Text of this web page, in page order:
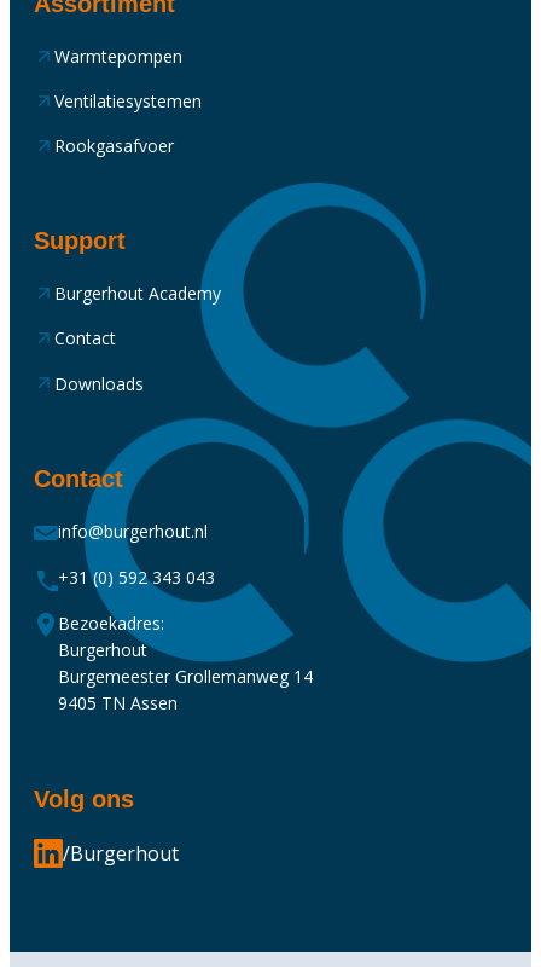
Warmtepompen
Ventilatiesystemen
Rookgasafvoer
Support
Burgerhout Academy
Contact
Downloads
Contact
info@burgerhout.nl
+31 (0) 592 343 043
Bezoekadres:
Burgerhout
Burgemeester Grollemanweg 14
9405 TN Assen
Volg ons
/Burgerhout